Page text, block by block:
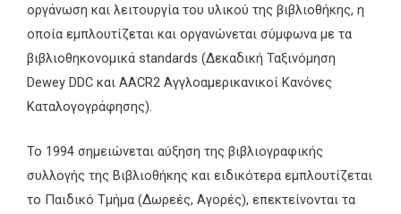
οργάνωση και λειτουργία του υλικού της βιβλιοθήκης, η
οποία εμπλουτίζεται και οργανώνεται σύμφωνα με τα
βιβλιοθηκονομικά standards (Δεκαδική Ταξινόμηση
Dewey DDC και AACR2 Αγγλοαμερικανικοί Κανόνες
Καταλογογράφησης).
Το 1994 σημειώνεται αύξηση της βιβλιογραφικής
συλλογής της Βιβλιοθήκης και ειδικότερα εμπλουτίζεται
το Παιδικό Τμήμα (Δωρεές, Αγορές), επεκτείνονται τα